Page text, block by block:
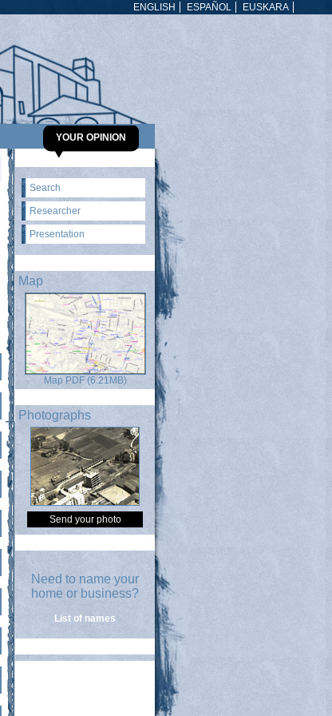
EUSKARA
ESPAÑOL
ENGLISH
YOUR OPINION
Search
Researcher
Presentation
Map
Map PDF (6.21MB)
Photographs
Send your photo
Need to name your
home or business?
List of names